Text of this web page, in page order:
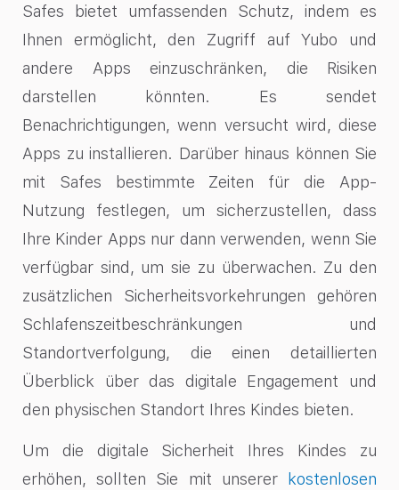
Safes bietet umfassenden Schutz, indem es
Ihnen ermöglicht, den Zugriff auf Yubo und
andere Apps einzuschränken, die Risiken
darstellen könnten. Es sendet
Benachrichtigungen, wenn versucht wird, diese
Apps zu installieren. Darüber hinaus können Sie
mit Safes bestimmte Zeiten für die App-
Nutzung festlegen, um sicherzustellen, dass
Ihre Kinder Apps nur dann verwenden, wenn Sie
verfügbar sind, um sie zu überwachen. Zu den
zusätzlichen Sicherheitsvorkehrungen gehören
Schlafenszeitbeschränkungen und
Standortverfolgung, die einen detaillierten
Überblick über das digitale Engagement und
den physischen Standort Ihres Kindes bieten.
Um die digitale Sicherheit Ihres Kindes zu
erhöhen, sollten Sie mit unserer
kostenlosen